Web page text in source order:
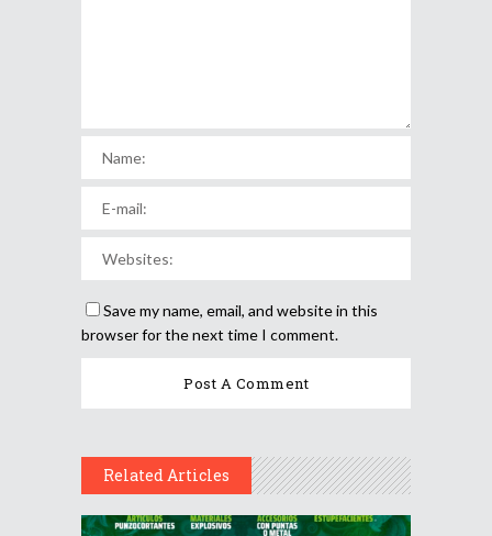
Save my name, email, and website in this
browser for the next time I comment.
Related Articles